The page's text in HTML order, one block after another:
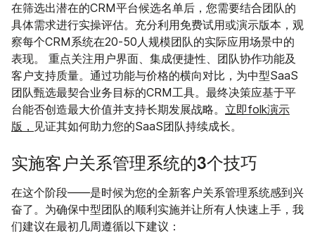
在筛选出潜在的CRM平台候选名单后，您需要结合团队的
具体需求进行实操评估。充分利用免费试用或演示版本，观
察每个CRM系统在20-50人规模团队的实际应用场景中的
表现。 重点关注用户界面、集成便捷性、团队协作功能及
客户支持质量。通过功能与价格的横向对比，为中型SaaS
团队甄选最契合业务目标的CRM工具。最终决策应基于平
台能否创造最大价值并支持长期发展战略。 立即folk演示
版， 见证其如何助力您的SaaS团队持续成长。
实施客户关系管理系统的3个技巧
在这个阶段——是时候为您的全新客户关系管理系统感到兴
奋了。为确保中型团队的顺利实施并让所有人快速上手，我
们建议在最初几周遵循以下建议：